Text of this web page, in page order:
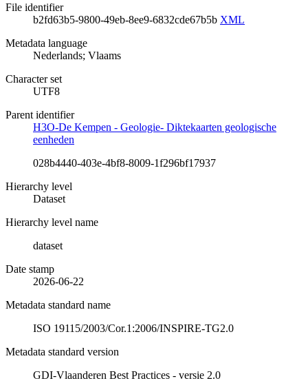
File identifier
b2fd63b5-9800-49eb-8ee9-6832cde67b5b XML
Metadata language
Nederlands; Vlaams
Character set
UTF8
Parent identifier
H3O-De Kempen - Geologie- Diktekaarten geologische
eenheden
028b4440-403e-4bf8-8009-1f296bf17937
Hierarchy level
Dataset
Hierarchy level name
dataset
Date stamp
2026-06-22
Metadata standard name
ISO 19115/2003/Cor.1:2006/INSPIRE-TG2.0
Metadata standard version
GDI-Vlaanderen Best Practices - versie 2.0